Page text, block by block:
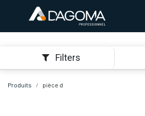
Filters
Produits pièce d